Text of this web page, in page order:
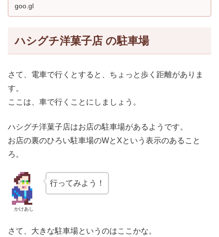
goo.gl
ハシグチ洋菓子店 の駐車場
さて、電車で行くとすると、ちょっと歩く距離がありま
す。
ここは、車で行くことにしましょう。
ハシグチ洋菓子店はお店の駐車場があるようです。
お店の裏のひろい駐車場のWとXという表示のあること
ろ。
かけあし
行ってみよう！
さて、大きな駐車場というのはここかな。